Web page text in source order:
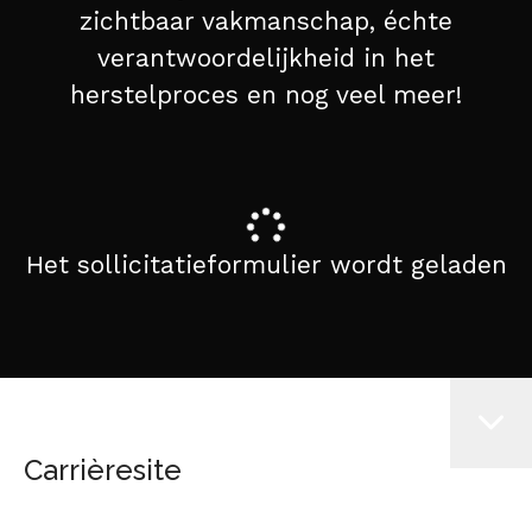
zichtbaar vakmanschap, échte
verantwoordelijkheid in het
herstelproces en nog veel meer!
Het sollicitatieformulier wordt geladen
Carrièresite